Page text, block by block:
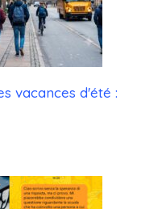
vacances d'été :